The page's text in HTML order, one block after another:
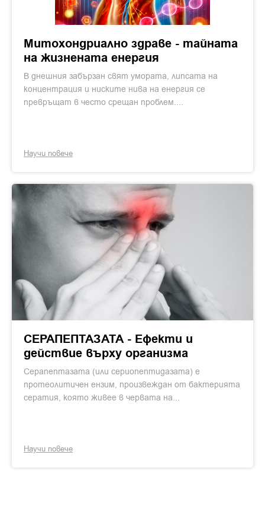
Митохондриално здраве - тайната
на жизнената енергия
В днешния забързан свят умората, липсата на
концентрация и ниските нива на енергия се
превръщат в често срещан проблем....
Научи повече
СЕРАПЕПТАЗАТА - Ефекти и
действие върху организма
Серапептазата (или сериопептидазата) е
протеолитичен ензим, произвеждан от бактерията
сератия, която живее в червата на...
Научи повече